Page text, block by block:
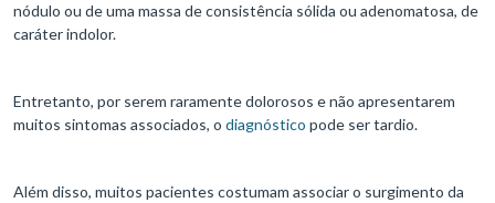
nódulo ou de uma massa de consistência sólida ou adenomatosa, de
caráter indolor.
Entretanto, por serem raramente dolorosos e não apresentarem
muitos sintomas associados, o diagnóstico pode ser tardio.
Além disso, muitos pacientes costumam associar o surgimento da